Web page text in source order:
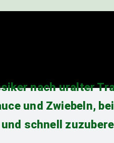
nach uralter
und Zwiebeln,
schnell